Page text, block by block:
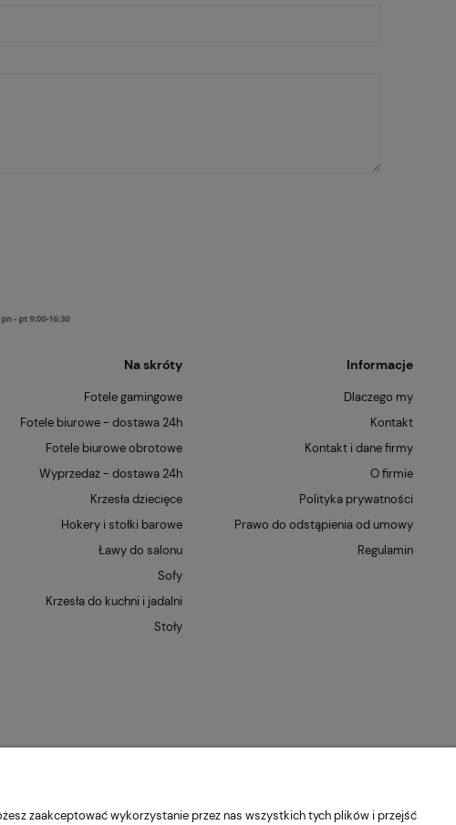
Na skróty
Fotele gamingowe
Fotele biurowe - dostawa 24h
Fotele biurowe obrotowe
Wyprzedaż - dostawa 24h
Krzesła dziecięce
Hokery i stołki barowe
Ławy do salonu
Sofy
Krzesła do kuchni i jadalni
Stoły
Informacje
Dlaczego my
Kontakt
Kontakt i dane firmy
O firmie
Polityka prywatności
Prawo do odstąpienia od umowy
Regulamin
zaakceptować wykorzystanie przez nas wszystkich tych plików i przejść